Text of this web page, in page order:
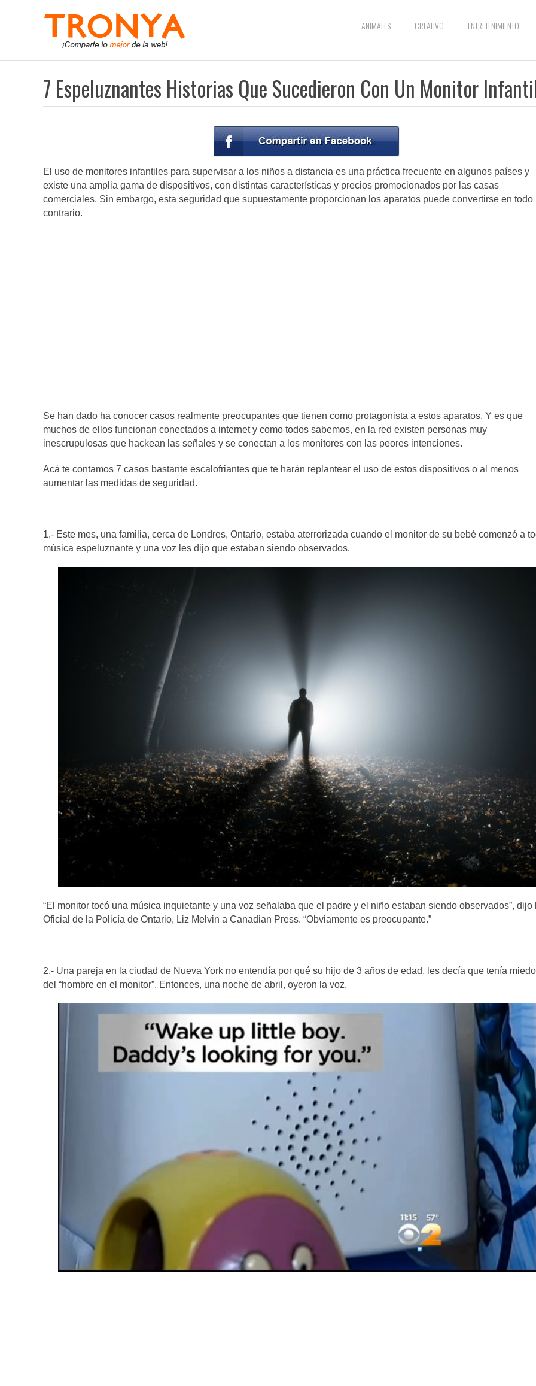
ANIMALES CREATIVO ENTRETENIMIENTO
7 Espeluznantes Historias Que Sucedieron Con Un Monitor
El uso de monitores infantiles para supervisar a los niños a distancia es una práctica frecuente en algunos países y
existe una amplia gama de dispositivos, con distintas características y precios promocionados por las casas
comerciales. Sin embargo, esta seguridad que supuestamente proporcionan los aparatos puede convertirse en todo
contrario.
Se han dado ha conocer casos realmente preocupantes que tienen como protagonista a estos aparatos. Y es que
muchos de ellos funcionan conectados a internet y como todos sabemos, en la red existen personas muy
inescrupulosas que hackean las señales y se conectan a los monitores con las peores intenciones.
Acá te contamos 7 casos bastante escalofriantes que te harán replantear el uso de estos dispositivos o al menos
aumentar las medidas de seguridad.
1.- Este mes, una familia, cerca de Londres, Ontario, estaba aterrorizada cuando el monitor de su bebé comenzó a
música espeluznante y una voz les dijo que estaban siendo observados.
“El monitor tocó una música inquietante y una voz señalaba que el padre y el niño estaban siendo observados”, dijo
Oficial de la Policía de Ontario, Liz Melvin a Canadian Press. “Obviamente es preocupante.”
2.- Una pareja en la ciudad de Nueva York no entendía por qué su hijo de 3 años de edad, les decía que tenía miedo
del “hombre en el monitor”. Entonces, una noche de abril, oyeron la voz.